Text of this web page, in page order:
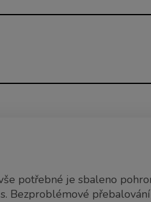
potřebné je sbaleno
Bezproblémové